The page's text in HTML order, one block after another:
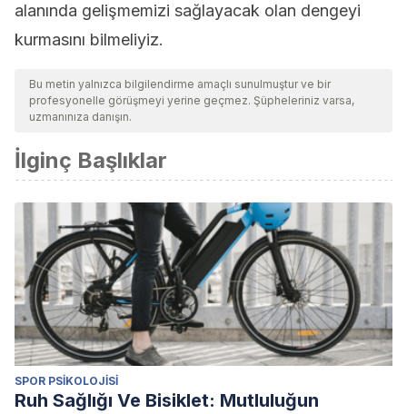
alanında gelişmemizi sağlayacak olan dengeyi
kurmasını bilmeliyiz.
Bu metin yalnızca bilgilendirme amaçlı sunulmuştur ve bir
profesyonelle görüşmeyi yerine geçmez. Şüpheleriniz varsa,
uzmanınıza danışın.
İlginç Başlıklar
SPOR PSIKOLOJISI
Ruh Sağlığı Ve Bisiklet: Mutluluğun